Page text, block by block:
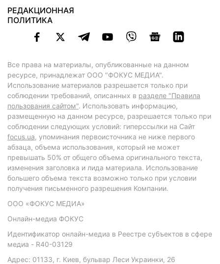
РЕДАКЦИОННАЯ
ПОЛИТИКА
Все права на материалы, опубликованные на данном
ресурсе, принадлежат ООО "ФОКУС МЕДИА".
Использование материалов разрешается только при
соблюдении требований, описанных в разделе "Правила
пользования сайтом". Использовать информацию,
размещенную на данном ресурсе, разрешается только при
соблюдении следующих условий: гиперссылки на Сайт
focus.ua, упоминания первоисточника не ниже первого
абзаца, объема использования, который не может
превышать 50% от общего объема оригинального текста,
изменения заголовка и лида материала. Использование
большего объема текста возможно только при условии
получения письменного разрешения Компании.
ООО «ФОКУС МЕДИА»
Онлайн-медиа ФОКУС
Идентификатор онлайн-медиа в Реестре субъектов в сфере
медиа - R40-03129
Адрес: 01133, г. Киев, бульвар Леси Украинки, 26